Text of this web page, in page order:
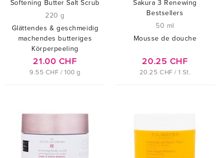
Softening Butter Salt Scrub
220 g
Glättendes & geschmeidig
machendes butteriges
Körperpeeling
21.00 CHF
9.55 CHF / 100 g
Sakura 3 Renewing
Bestsellers
50 ml
Mousse de douche
20.25 CHF
20.25 CHF / 1 St.